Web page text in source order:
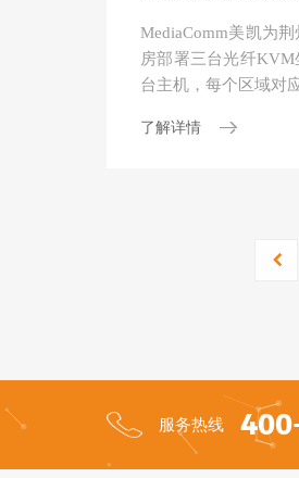
MediaComm美凯为
房部署三台光纤
台主机，每个区域对
行。
了解详情
服务热线